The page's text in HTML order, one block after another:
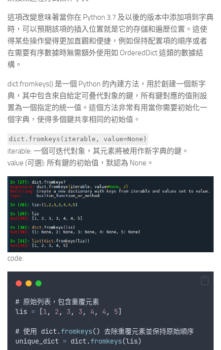
這項改變意味著當你在 Python 3.7 及以後的版本中添加項到字典
時，可以預期該項的插入位置就是它的存儲和遍歷位置。這使
得某些操作變得更加直觀和便捷，例如保持配置項的順序或者
在需要有序數據時無需額外使用如 OrderedDict 這類的數據結
構。
dict.fromkeys() 是一個 Python 的內建方法，用於創建一個新字
典，其中包含來自給定可叠代對象的鍵，所有鍵對應的值則設
置為一個指定的統一值。這個方法非常有用當你需要初始化一
個字典，使得多個鍵共享相同的初始值。
dict.fromkeys(iterable, value=None)
iterable: 一個可迭代對象，其元素將被用作新字典的鍵。
value (可選): 所有鍵的初始值，默認為 None。
code:
# 原始列表 ， 包含重覆元素
lis = [1, 2, 3 , 3 , 4 , 4 , 5]
# 使用 dict.fromkeys() 去除重覆元素並保持原始順序
unique_dict = dict.fromkeys(lis)